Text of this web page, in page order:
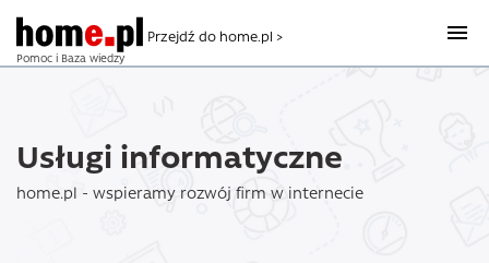
Pomoc i Baza wiedzy
Przejdź do home.pl >
Usługi informatyczne
home.pl - wspieramy rozwój firm w internecie